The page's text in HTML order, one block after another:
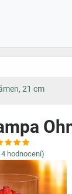
21 cm
4 hodnocení)